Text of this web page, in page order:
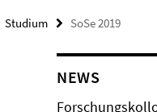
Studium SoSe 2019
NEWS